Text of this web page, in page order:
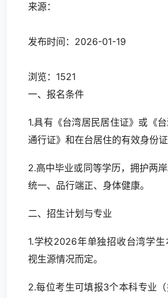
来源：
发布时间：2026-01-19
浏览：1521
一、报名条件
1.具有《台湾居民居住证》或《
通行证》和在台居住的有效身份证
2.高中毕业或同等学历，拥护两
统一、品行端正、身体健康。
二、招生计划与专业
1.学校2026年单独招收台湾学
视生源情况而定。
2.每位考生可填报3个本科专业